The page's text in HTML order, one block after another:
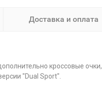
Доставка и оплата
кроссовые очки,
"Dual Sport".